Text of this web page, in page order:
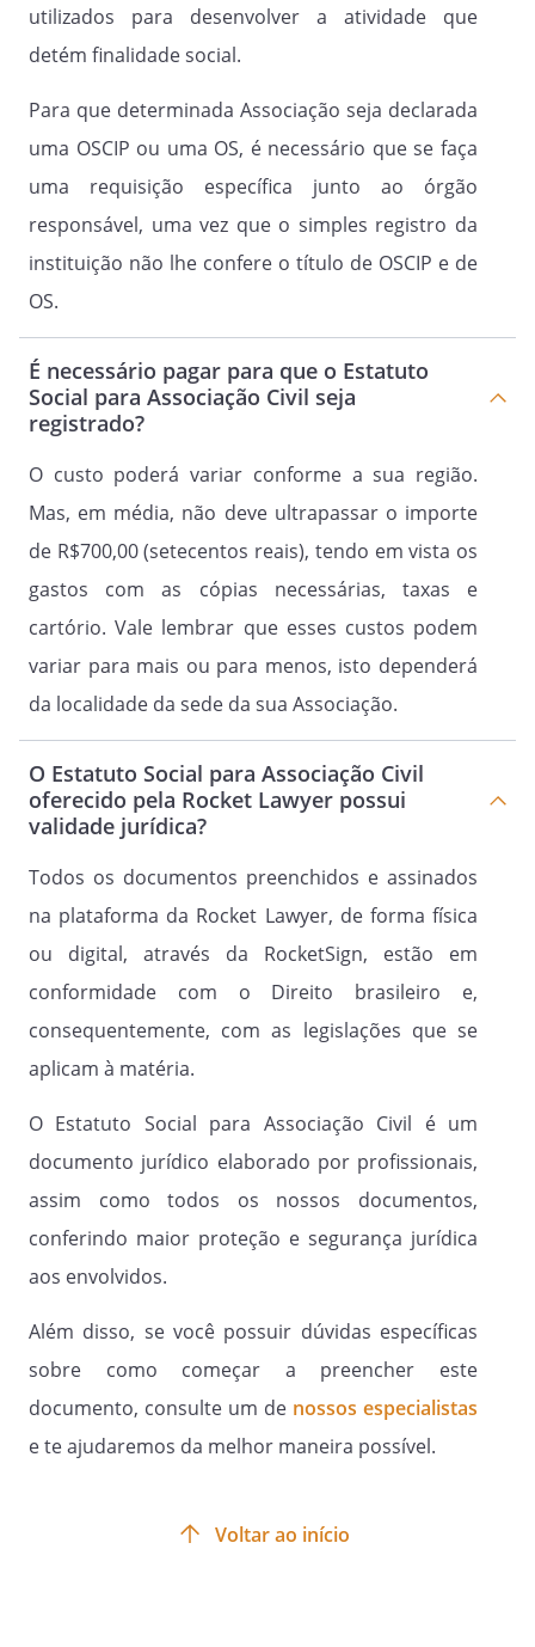
Suspensão de 30 (trinta) dias até 01 (um)
ano; Eliminação do quadro social.
ORGÃOS ADMINISTRATIVOS DA
ASSOCIAÇÃO
seguintes órgãos: Diretoria Executiva e
Conselho Fiscal.
A Diretoria Executiva da Associação será
constituída por
membros, os quais poderão ocupar os
e 2º Secretários, 1º e 2º Tesoureiros.
Fica a Diretoria Executiva responsável
por: dirigir a Associação, de acordo com
o presente Estatuto, e administrar o
patrimônio social, cumprir e fazer
cumprir o presente Estatuto e as
e incentivar a criação de comissões, com
a função de desenvolver
cursos profissionalizantes e atividades
interesses de seus associados, elaborar o
orçamento anual, apresentar na
Assembleia Geral, na reunião anual, o
referentes ao exercício anterior; admitir
pedido inscrição de associados, acatar
pedido de demissão voluntária de
associados.
Parágrafo Único.
As decisões da diretoria deverão ser
tomadas por maioria de votos, devendo
estar presentes, na reunião, a maioria
absoluta de seus membros, cabendo ao
Presidente, em caso de empate, o voto
de qualidade.
utilizados para desenvolver a atividade que
detém finalidade social.
Para que determinada Associação seja declarada
uma OSCIP ou uma OS, é necessário que se faça
uma requisição específica junto ao órgão
responsável, uma vez que o simples registro da
instituição não lhe confere o título de OSCIP e de
OS.
É necessário pagar para que o Estatuto
Social para Associação Civil seja
registrado?
O custo poderá variar conforme a sua região.
Mas, em média, não deve ultrapassar o importe
de R$700,00 (setecentos reais), tendo em vista os
gastos com as cópias necessárias, taxas e
cartório. Vale lembrar que esses custos podem
variar para mais ou para menos, isto dependerá
da localidade da sede da sua Associação.
O Estatuto Social para Associação Civil
oferecido pela Rocket Lawyer possui
validade jurídica?
Todos os documentos preenchidos e assinados
na plataforma da Rocket Lawyer, de forma física
ou digital, através da RocketSign, estão em
conformidade com o Direito brasileiro e,
consequentemente, com as legislações que se
aplicam à matéria.
O Estatuto Social para Associação Civil é um
documento jurídico elaborado por profissionais,
assim como todos os nossos documentos,
conferindo maior proteção e segurança jurídica
aos envolvidos.
Além disso, se você possuir dúvidas específicas
sobre como começar a preencher este
documento, consulte um de nossos especialistas
e te ajudaremos da melhor maneira possível.
Voltar ao início